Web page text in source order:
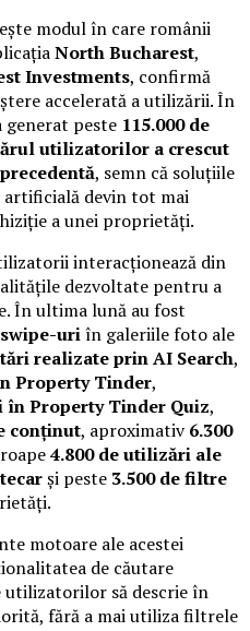
modul în care românii
North Bucharest,
Investments, confirmă
accelerată a utilizării. În
generat peste 115.000 de
utilizatorilor a crescut
, semn că soluțiile
devin tot mai
a unei proprietăți.
interacționează din
dezvoltate pentru a
În ultima lună au fost
swipe-uriîn galeriile foto ale
realizate prin AI Search,
Property Tinder,
în Property Tinder Quiz,
conținut, aproximativ6.300
4.800 de utilizări ale
și peste 3.500 de filtre
motoare ale acestei
de căutare
utilizatorilor să descrie în
fără a mai utiliza filtrele